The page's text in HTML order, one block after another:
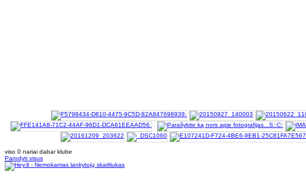
viso 0 nariai dabar klube
Parodyti visus